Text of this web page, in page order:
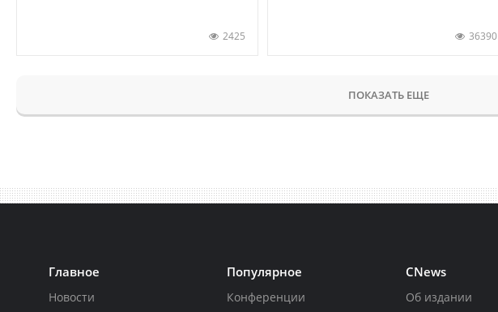
2425 36390
ПОКАЗАТЬ ЕЩЕ
Главное
Новости
Популярное
Конференции
CNews
Об издании